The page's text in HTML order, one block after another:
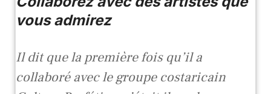
vous admirez
Il dit que la première fois qu’il a
collaboré avec le groupe costaricain